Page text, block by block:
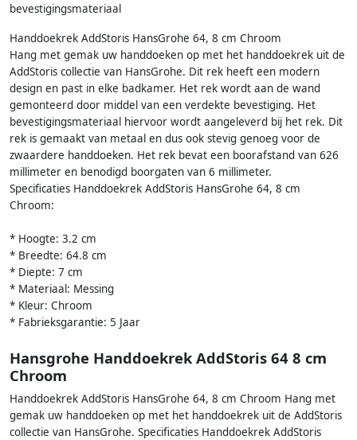
bevestigingsmateriaal
Handdoekrek AddStoris HansGrohe 64, 8 cm Chroom
Hang met gemak uw handdoeken op met het handdoekrek uit de
AddStoris collectie van HansGrohe. Dit rek heeft een modern
design en past in elke badkamer. Het rek wordt aan de wand
gemonteerd door middel van een verdekte bevestiging. Het
bevestigingsmateriaal hiervoor wordt aangeleverd bij het rek. Dit
rek is gemaakt van metaal en dus ook stevig genoeg voor de
zwaardere handdoeken. Het rek bevat een boorafstand van 626
millimeter en benodigd boorgaten van 6 millimeter.
Specificaties Handdoekrek AddStoris HansGrohe 64, 8 cm
Chroom:
* Hoogte: 3.2 cm
* Breedte: 64.8 cm
* Diepte: 7 cm
* Materiaal: Messing
* Kleur: Chroom
* Fabrieksgarantie: 5 Jaar
Hansgrohe Handdoekrek AddStoris 64 8 cm
Chroom
Handdoekrek AddStoris HansGrohe 64, 8 cm Chroom Hang met
gemak uw handdoeken op met het handdoekrek uit de AddStoris
collectie van HansGrohe. Specificaties Handdoekrek AddStoris